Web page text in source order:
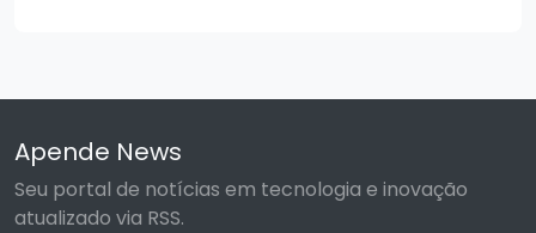
Apende News
Seu portal de notícias em tecnologia e inovação
atualizado via RSS.